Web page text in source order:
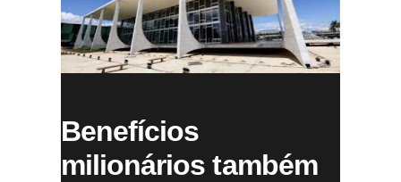
Benefícios
milionários também